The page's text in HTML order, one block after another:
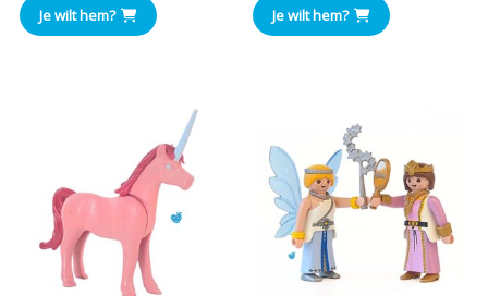
is:
Je wilt hem? Je wilt hem?